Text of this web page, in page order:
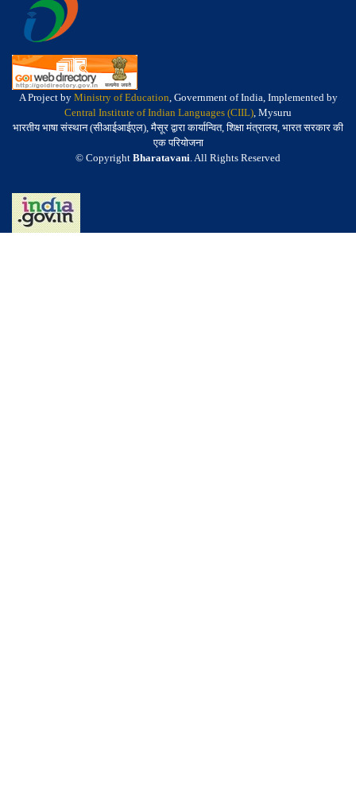
A Project by Ministry of Education, Government of India, Implemented by
Central Institute of Indian Languages (CIIL), Mysuru
भारतीय भाषा संस्थान (सीआईआईएल), मैसूर द्वारा कार्यान्वित, शिक्षा मंत्रालय, भारत सरकार की
एक परियोजना
© Copyright Bharatavani. All Rights Reserved